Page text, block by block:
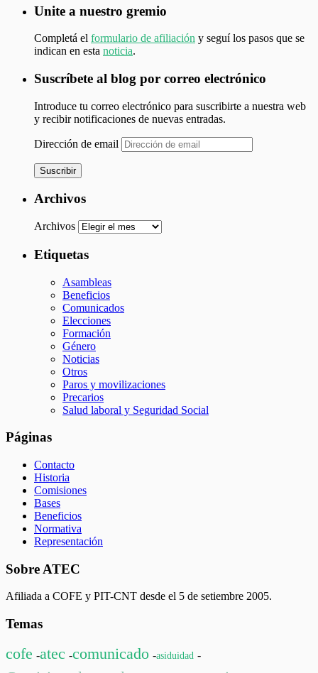
Unite a nuestro gremio
Completá el formulario de afiliación y seguí los pasos que se
indican en esta noticia.
Suscríbete al blog por correo electrónico
Introduce tu correo electrónico para suscribirte a nuestra web
y recibir notificaciones de nuevas entradas.
Dirección de email
Suscribir
Archivos
Archivos
Etiquetas
Asambleas
Beneficios
Comunicados
Elecciones
Formación
Género
Noticias
Otros
Paros y movilizaciones
Precarios
Salud laboral y Seguridad Social
Páginas
Contacto
Historia
Comisiones
Bases
Beneficios
Normativa
Representación
Sobre ATEC
Afiliada a COFE y PIT-CNT desde el 5 de setiembre 2005.
Temas
cofe -atec -comunicado -asiduidad -